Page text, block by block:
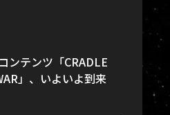
ンテンツ「CRADLE
」、いよいよ到来